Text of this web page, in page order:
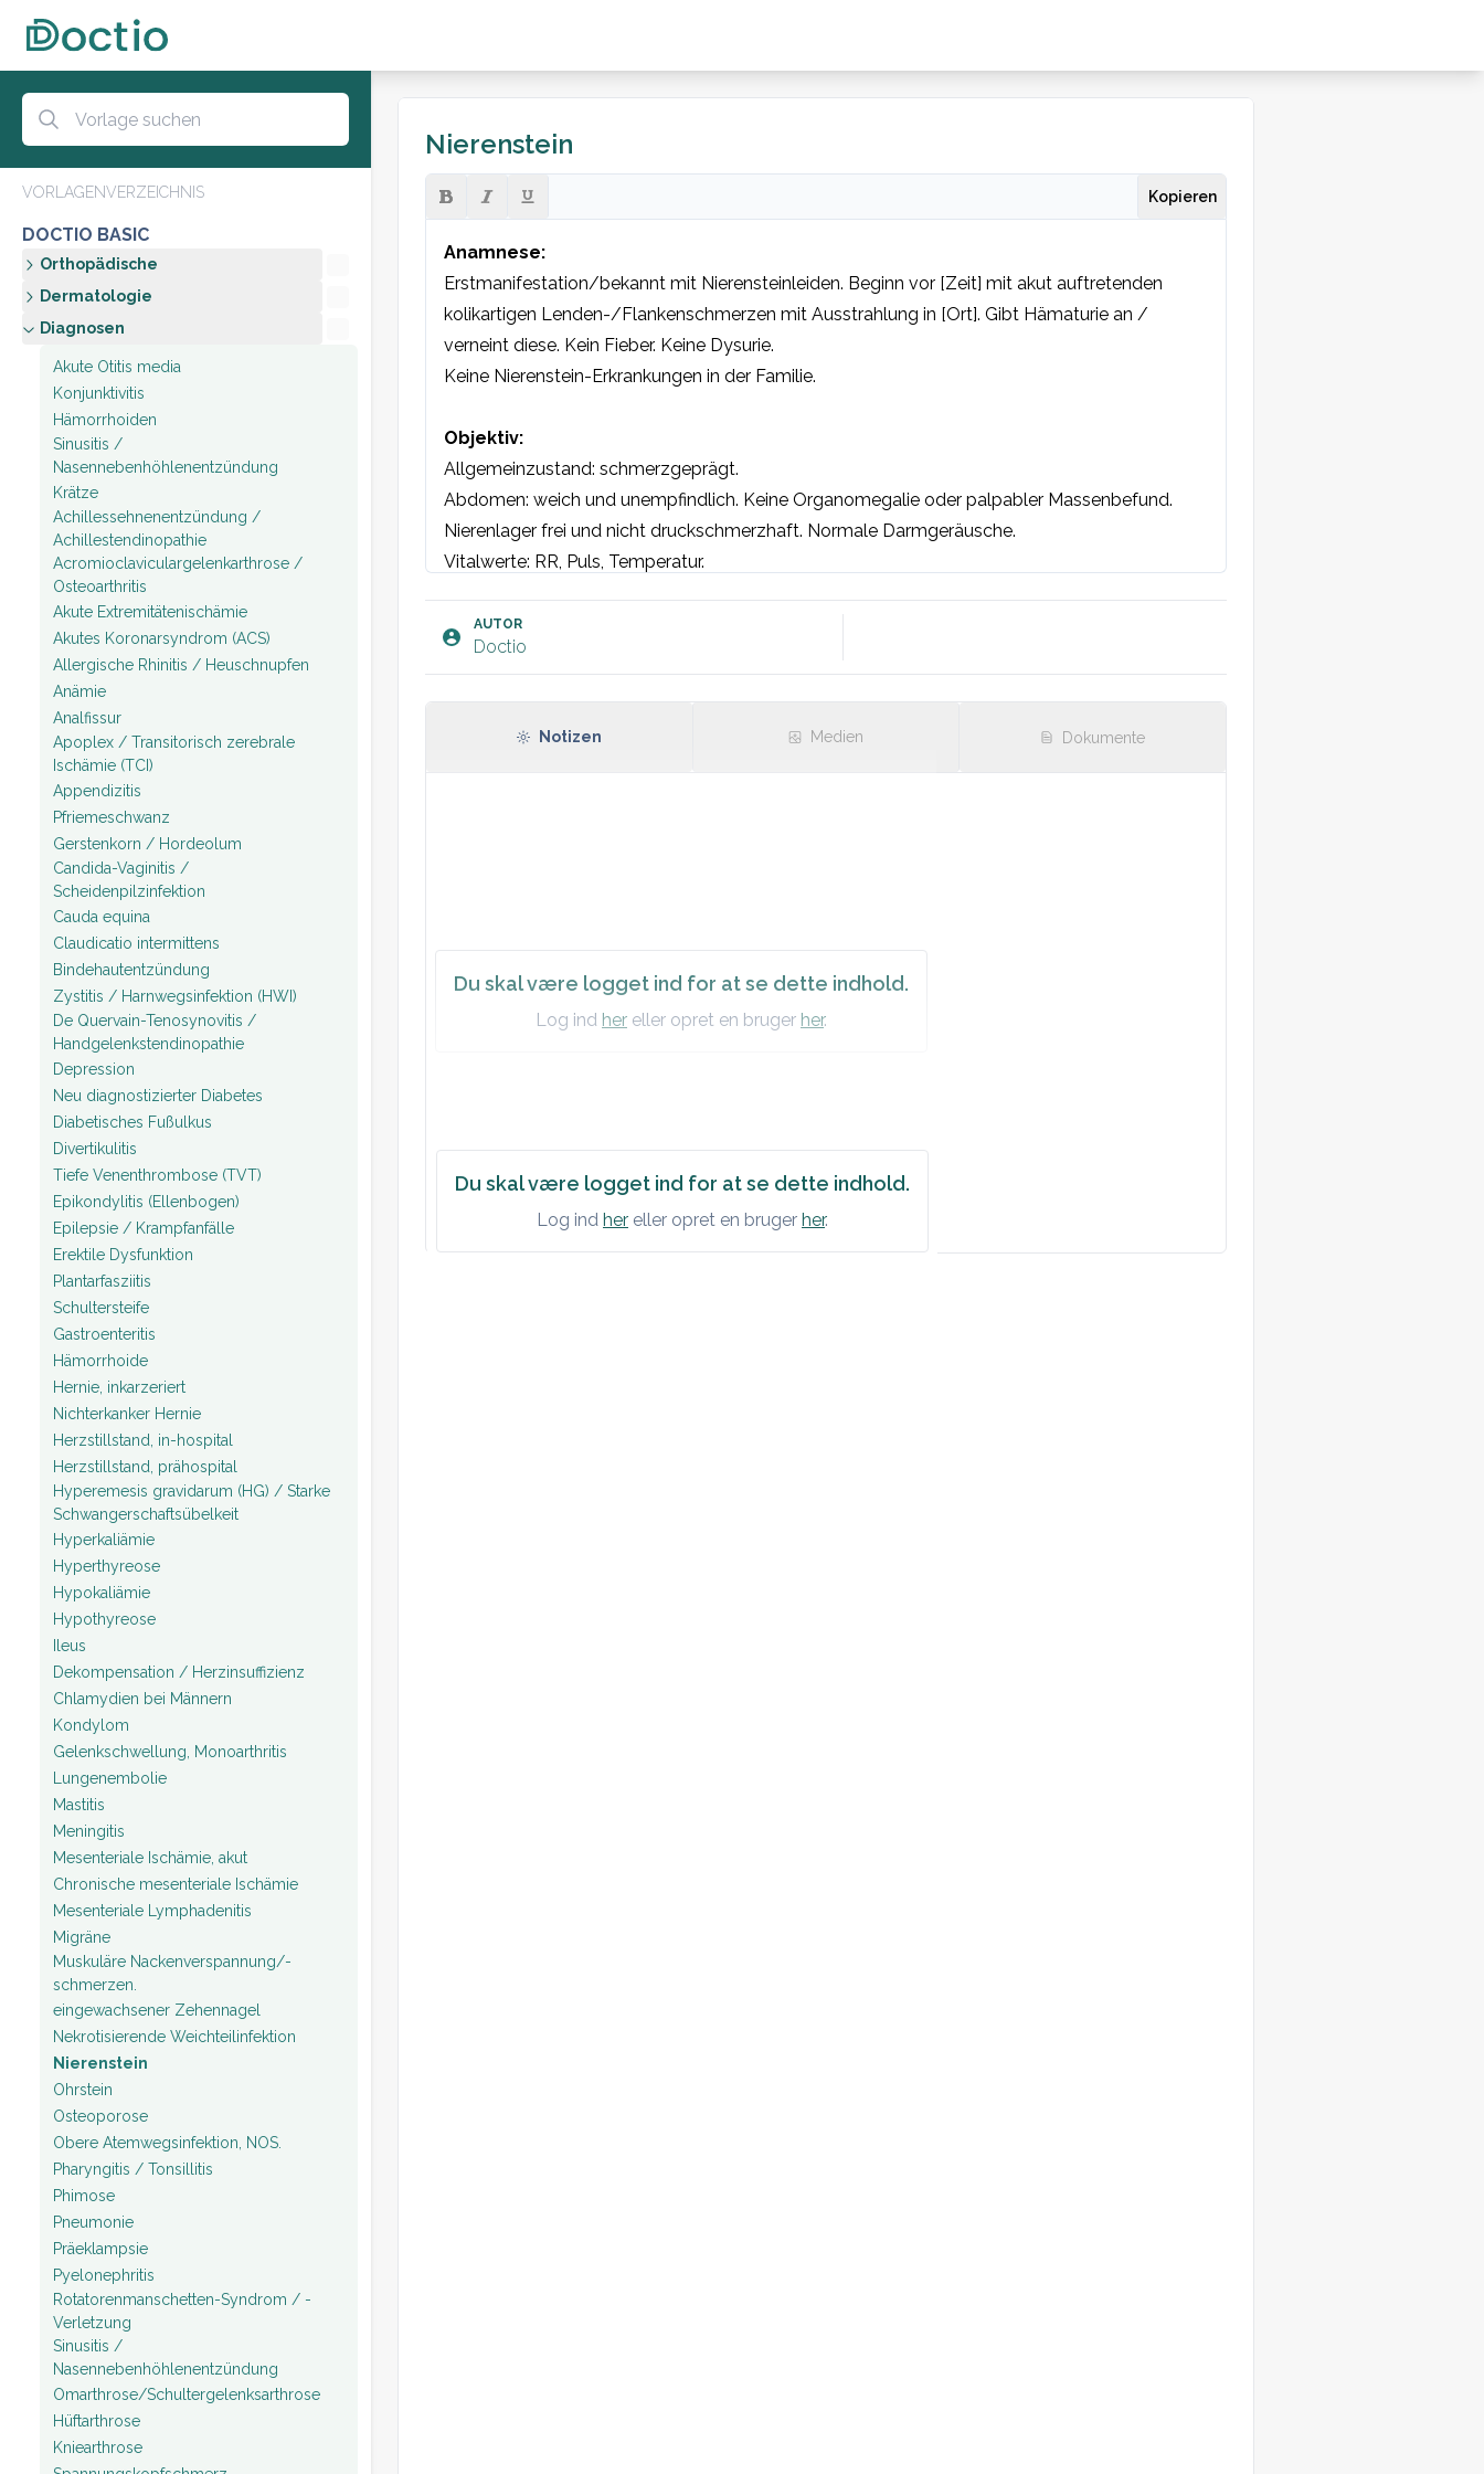
VORLAGENVERZEICHNIS
DOCTIO BASIC
Orthopädische
Dermatologie
Diagnosen
Akute Otitis media
Konjunktivitis
Hämorrhoiden
Sinusitis /
Nasennebenhöhlenentzündung
Krätze
Achillessehnenentzündung /
Achillestendinopathie
Acromioclaviculargelenkarthrose /
Osteoarthritis
Akute Extremitätenischämie
Akutes Koronarsyndrom (ACS)
Allergische Rhinitis / Heuschnupfen
Anämie
Analfissur
Apoplex / Transitorisch zerebrale
Ischämie (TCI)
Appendizitis
Pfriemeschwanz
Gerstenkorn / Hordeolum
Candida-Vaginitis /
Scheidenpilzinfektion
Cauda equina
Claudicatio intermittens
Bindehautentzündung
Zystitis / Harnwegsinfektion (HWI)
De Quervain-Tenosynovitis /
Handgelenkstendinopathie
Depression
Neu diagnostizierter Diabetes
Diabetisches Fußulkus
Divertikulitis
Tiefe Venenthrombose (TVT)
Epikondylitis (Ellenbogen)
Epilepsie / Krampfanfälle
Erektile Dysfunktion
Plantarfasziitis
Schultersteife
Gastroenteritis
Hämorrhoide
Hernie, inkarzeriert
Nichterkanker Hernie
Herzstillstand, in-hospital
Herzstillstand, prähospital
Hyperemesis gravidarum (HG) / Starke
Schwangerschaftsübelkeit
Hyperkaliämie
Hyperthyreose
Hypokaliämie
Hypothyreose
Ileus
Dekompensation / Herzinsuffizienz
Chlamydien bei Männern
Kondylom
Gelenkschwellung, Monoarthritis
Lungenembolie
Mastitis
Meningitis
Mesenteriale Ischämie, akut
Chronische mesenteriale Ischämie
Mesenteriale Lymphadenitis
Migräne
Muskuläre Nackenverspannung/-
schmerzen.
eingewachsener Zehennagel
Nekrotisierende Weichteilinfektion
Nierenstein
Ohrstein
Osteoporose
Obere Atemwegsinfektion, NOS.
Pharyngitis / Tonsillitis
Phimose
Pneumonie
Präeklampsie
Pyelonephritis
Rotatorenmanschetten-Syndrom / -
Verletzung
Sinusitis /
Nasennebenhöhlenentzündung
Omarthrose/Schultergelenksarthrose
Hüftarthrose
Kniearthrose
Nierenstein
Kopieren
Anamnese:
Erstmanifestation/bekannt mit Nierensteinleiden. Beginn vor [Zeit] mit akut auftretenden
kolikartigen Lenden-/Flankenschmerzen mit Ausstrahlung in [Ort]. Gibt Hämaturie an /
verneint diese. Kein Fieber. Keine Dysurie.
Keine Nierenstein-Erkrankungen in der Familie.
Objektiv:
Allgemeinzustand: schmerzgeprägt.
Abdomen: weich und unempfindlich. Keine Organomegalie oder palpabler Massenbefund.
Nierenlager frei und nicht druckschmerzhaft. Normale Darmgeräusche.
Vitalwerte: RR, Puls, Temperatur.
Du skal være logget ind for at se dette indhold.
Log ind her eller opret en bruger her.
AUTOR
Doctio
Notizen Medien Dokumente
Du skal være logget ind for at se dette indhold.
Log ind her eller opret en bruger her.